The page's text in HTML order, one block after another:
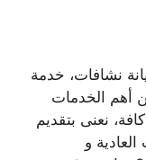
نشافات، خدمة
أهم الخدمات
نعنى بتقديم
و